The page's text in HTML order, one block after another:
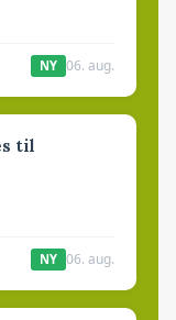
NY 06. aug.
til
NY 06. aug.